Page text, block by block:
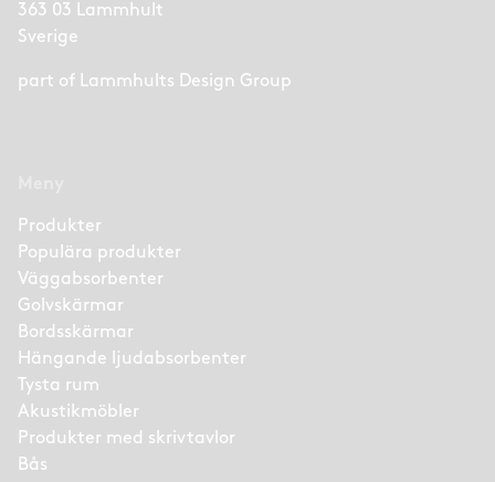
363 03 Lammhult
Sverige
part of Lammhults Design Group
Produkter
Populära produkter
Väggabsorbenter
Golvskärmar
Bordsskärmar
Hängande ljudabsorbenter
Tysta rum
Akustikmöbler
Produkter med skrivtavlor
Bås